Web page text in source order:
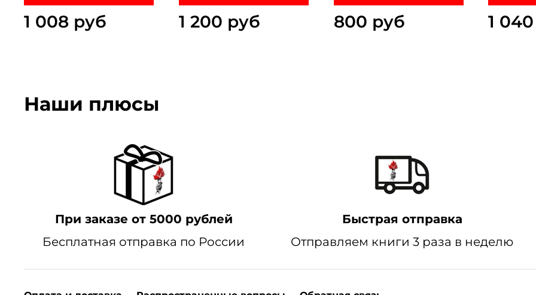
1 008 руб 1 200 руб 800 руб 1
Наши плюсы
При заказе от 5000 рублей
Бесплатная отправка по России
Быстрая отправка
Отправляем книги 3 раза в неделю